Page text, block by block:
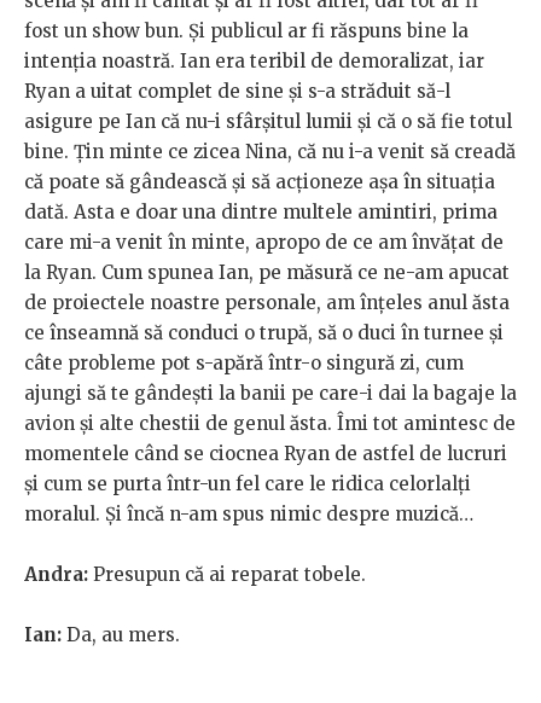
fost un show bun. Și publicul ar fi răspuns bine la
intenția noastră. Ian era teribil de demoralizat, iar
Ryan a uitat complet de sine și s-a străduit să-l
asigure pe Ian că nu-i sfârșitul lumii și că o să fie totul
bine. Țin minte ce zicea Nina, că nu i-a venit să creadă
că poate să gândească și să acționeze așa în situația
dată. Asta e doar una dintre multele amintiri, prima
care mi-a venit în minte, apropo de ce am învățat de
la Ryan. Cum spunea Ian, pe măsură ce ne-am apucat
de proiectele noastre personale, am înțeles anul ăsta
ce înseamnă să conduci o trupă, să o duci în turnee și
câte probleme pot s-apără într-o singură zi, cum
ajungi să te gândești la banii pe care-i dai la bagaje la
avion și alte chestii de genul ăsta. Îmi tot amintesc de
momentele când se ciocnea Ryan de astfel de lucruri
și cum se purta într-un fel care le ridica celorlalți
moralul. Și încă n-am spus nimic despre muzică…
Andra: Presupun că ai reparat tobele.
Ian: Da, au mers.